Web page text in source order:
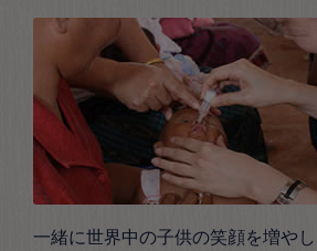
一緒に世界中の子供の笑顔を増やし